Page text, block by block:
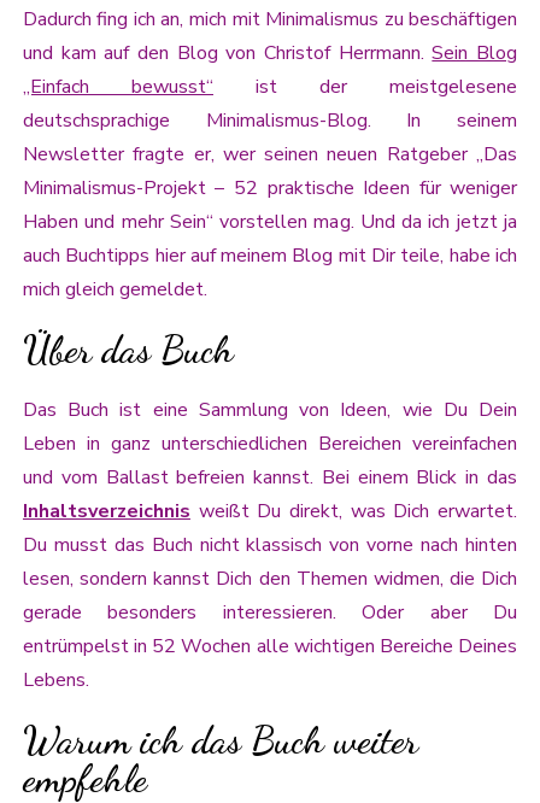
Dadurch fing ich an, mich mit Minimalismus zu beschäftigen
und kam auf den Blog von Christof Herrmann.Sein Blog
„Einfach bewusst“ ist der meistgelesene
deutschsprachige Minimalismus-Blog. In seinem
Newsletter fragte er, wer seinen neuen Ratgeber „Das
Minimalismus-Projekt – 52 praktische Ideen für weniger
Haben und mehr Sein“ vorstellen mag. Und da ich jetzt ja
auch Buchtipps hier auf meinem Blog mit Dir teile, habe ich
mich gleich gemeldet.
Über das Buch
Das Buch ist eine Sammlung von Ideen, wie Du Dein
Leben in ganz unterschiedlichen Bereichen vereinfachen
und vom Ballast befreien kannst. Bei einem Blick in das
Inhaltsverzeichnis weißt Du direkt, was Dich erwartet.
Du musst das Buch nicht klassisch von vorne nach hinten
lesen, sondern kannst Dich den Themen widmen, die Dich
gerade besonders interessieren. Oder aber Du
entrümpelst in 52 Wochen alle wichtigen Bereiche Deines
Lebens.
Warum ich das Buch weiter
empfehle